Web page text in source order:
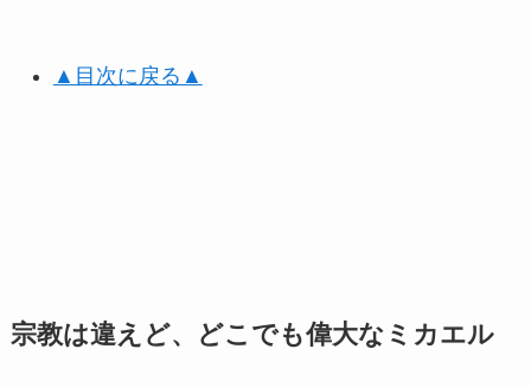
▲目次に戻る▲
宗教は違えど、どこでも偉大なミカエル